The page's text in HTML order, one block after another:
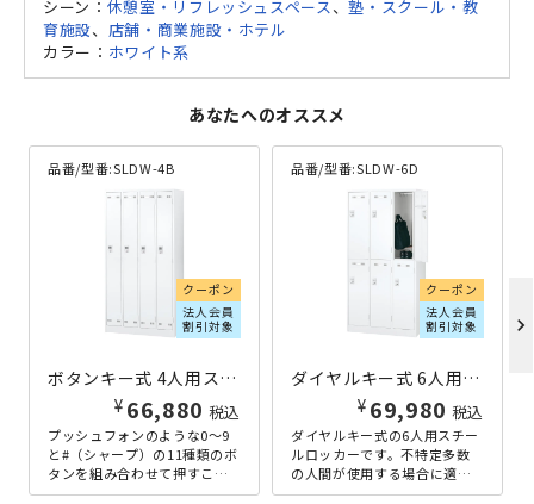
シーン： 休憩室・リフレッシュスペース、塾・スクール・教
育施設、 店舗・商業施設・ホテル
カラー： ホワイト系
あなたへのオススメ
品番/型番:SLDW-4B
クーポン
法人会員
割引対象
ボタンキー式 4人用スチールロッカー W900×D515×H1790 ホワイト
¥ 66,880 税込
プッシュフォンのような0～9
と#（シャープ）の11種類のボ
タンを組み合わせて押すこと
で、簡単に施錠・解錠ができ
品番/型番:SLDW-6D
クーポン
法人会員
割引対象
ダイヤルキー式 6人用スチールロッカー W900×D515×H1790 ホワイト
¥ 69,980 税込
ダイヤルキー式の6人用スチー
ルロッカーです。不特定多数
の人間が使用する場合に適し
た自由変換式（施錠時任意の
chevron_right